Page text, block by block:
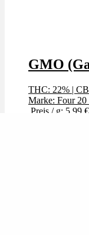
GMO
THC: 22% |
Marke: Four 20
Preis / g: 5,99 €